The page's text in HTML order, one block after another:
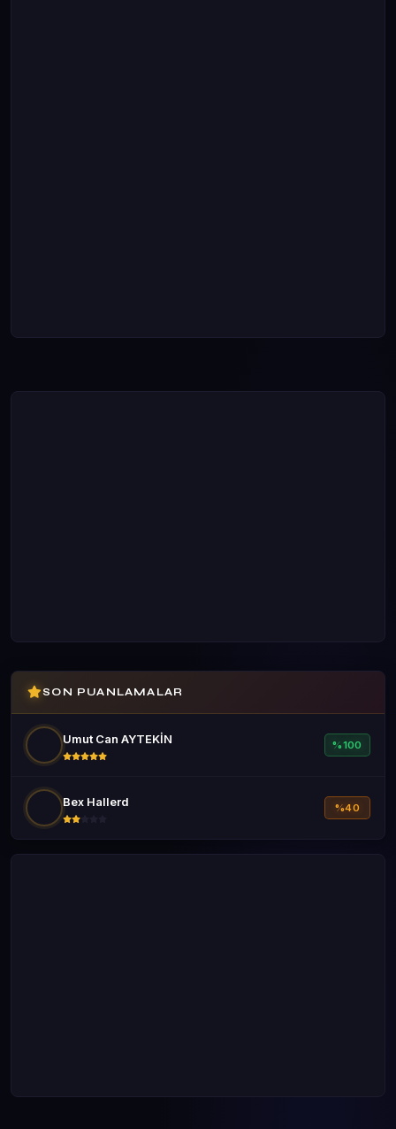
SON PUANLAMALAR
Umut Can AYTEKİN %100
Bex Hallerd %40